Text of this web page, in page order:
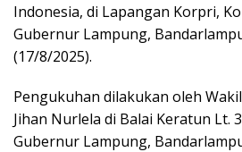
Indonesia, di Lapangan Korpri,
Gubernur Lampung,
(17/8/2025).
Pengukuhan dilakukan oleh
Jihan Nurlela di Balai Keratun Lt.
Gubernur Lampung,